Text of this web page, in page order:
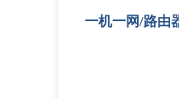
一机一网/路由